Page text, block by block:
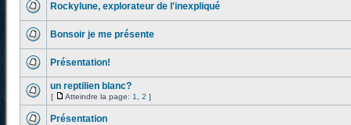
Rockylune, explorateur de l'inexpliqué
Bonsoir je me présente
Présentation!
un reptilien blanc?
[ Atteindre la page: 1 2 ]
Présentation